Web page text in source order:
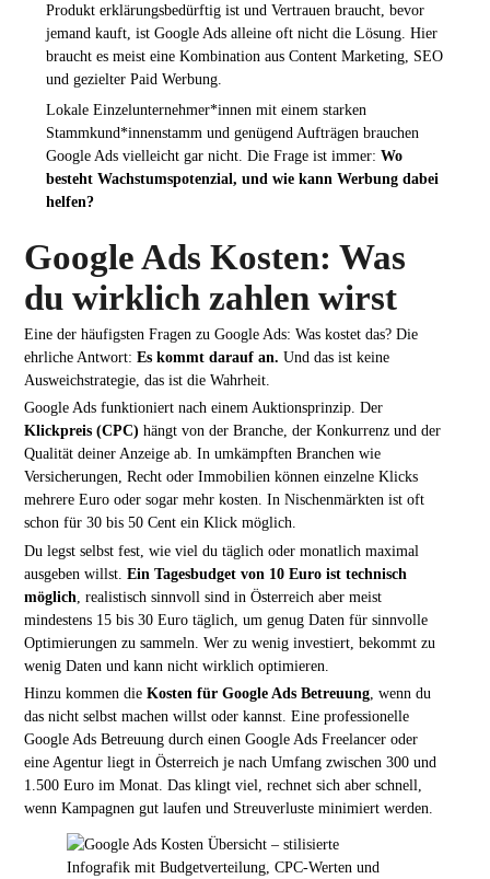
Produkt erklärungsbedürftig ist und Vertrauen braucht, bevor
jemand kauft, ist Google Ads alleine oft nicht die Lösung. Hier
braucht es meist eine Kombination aus Content Marketing, SEO
und gezielter Paid Werbung.
Lokale Einzelunternehmer*innen mit einem starken
Stammkund*innenstamm und genügend Aufträgen brauchen
Google Ads vielleicht gar nicht. Die Frage ist immer: Wo
besteht Wachstumspotenzial, und wie kann Werbung dabei
helfen?
Google Ads Kosten: Was
du wirklich zahlen wirst
Eine der häufigsten Fragen zu Google Ads: Was kostet das? Die
ehrliche Antwort:Es kommt darauf an. Und das ist keine
Ausweichstrategie, das ist die Wahrheit.
Google Ads funktioniert nach einem Auktionsprinzip. Der
Klickpreis (CPC) hängt von der Branche, der Konkurrenz und der
Qualität deiner Anzeige ab. In umkämpften Branchen wie
Versicherungen, Recht oder Immobilien können einzelne Klicks
mehrere Euro oder sogar mehr kosten. In Nischenmärkten ist oft
schon für 30 bis 50 Cent ein Klick möglich.
Du legst selbst fest, wie viel du täglich oder monatlich maximal
ausgeben willst.Ein Tagesbudget von 10 Euro ist technisch
möglich , realistisch sinnvoll sind in Österreich aber meist
mindestens 15 bis 30 Euro täglich, um genug Daten für sinnvolle
Optimierungen zu sammeln. Wer zu wenig investiert, bekommt zu
wenig Daten und kann nicht wirklich optimieren.
Hinzu kommen dieKosten für Google Ads Betreuung, wenn du
das nicht selbst machen willst oder kannst. Eine professionelle
Google Ads Betreuung durch einen Google Ads Freelancer oder
eine Agentur liegt in Österreich je nach Umfang zwischen 300 und
1.500 Euro im Monat. Das klingt viel, rechnet sich aber schnell,
wenn Kampagnen gut laufen und Streuverluste minimiert werden.